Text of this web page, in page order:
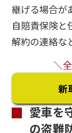
継げる場合が
自賠責保険と
解約の連絡な
＼
新
愛車を
の盗難